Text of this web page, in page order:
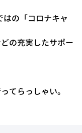
の「コロナキャ
の充実したサポー
てらっしゃい。